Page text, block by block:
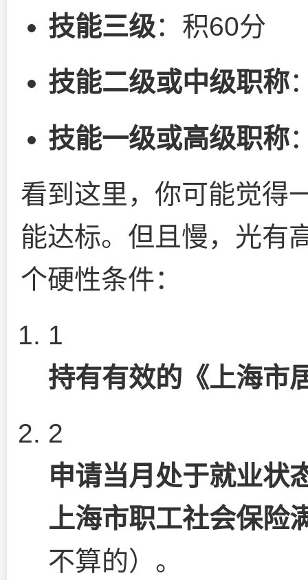
技能三级：积60分
技能二级或中级职称
技能一级或高级职称
看到这里，你可能觉得
能达标。但且慢，光有
个硬性条件：
1
持有有效的《上海市
2
申请当月处于就业状
上海市职工社会保险
不算的）。